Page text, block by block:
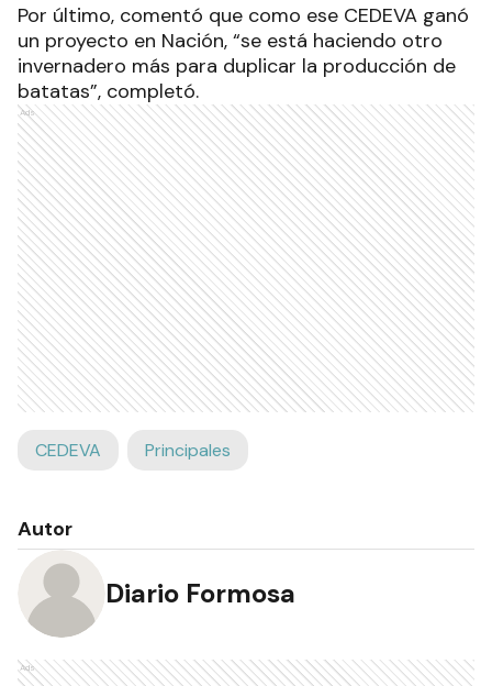
Por último, comentó que como ese CEDEVA ganó
un proyecto en Nación, “se está haciendo otro
invernadero más para duplicar la producción de
batatas”, completó.
Ads
CEDEVA Principales
Autor
Diario Formosa
Ads